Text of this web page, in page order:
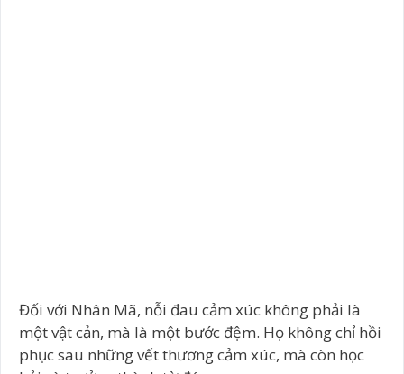
Đối với Nhân Mã, nỗi đau cảm xúc không phải là
một vật cản, mà là một bước đệm. Họ không chỉ hồi
phục sau những vết thương cảm xúc, mà còn học